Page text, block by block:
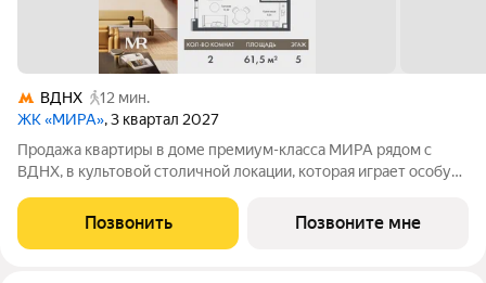
ВДНХ
12 мин.
ЖК «МИРА», 3 квартал 2027
Продажа квартиры в доме премиум-класса МИРА рядом с
ВДНХ, в культовой столичной локации, которая играет особую
квартира площадью 61.53 м расположена в корпусе 2, на 5
этаже 23 этажного дома.
Позвонить Позвоните мне